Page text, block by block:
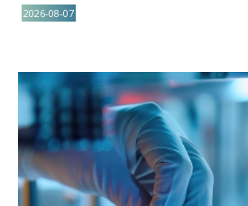
2026-08-07